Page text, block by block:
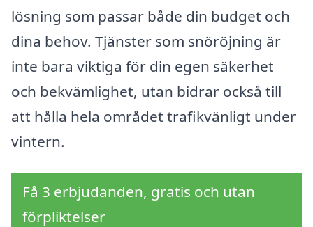
lösning som passar både din budget och
dina behov. Tjänster som snöröjning är
inte bara viktiga för din egen säkerhet
och bekvämlighet, utan bidrar också till
att hålla hela området trafikvänligt under
vintern.
Få 3 erbjudanden, gratis och utan
förpliktelser